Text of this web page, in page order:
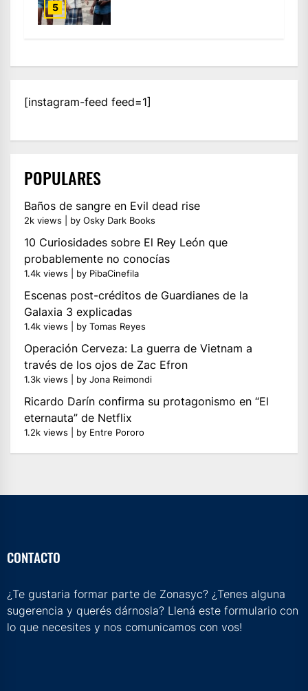
5
[instagram-feed feed=1]
POPULARES
Baños de sangre en Evil dead rise
2k views by Osky Dark Books
10 Curiosidades sobre El Rey León que
probablemente no conocías
1.4k views by PibaCinefila
Escenas post-créditos de Guardianes de la
Galaxia 3 explicadas
1.4k views by Tomas Reyes
Operación Cerveza: La guerra de Vietnam a
través de los ojos de Zac Efron
1.3k views by Jona Reimondi
Ricardo Darín confirma su protagonismo en “El
eternauta” de Netflix
1.2k views by Entre Pororo
CONTACTO
¿Te gustaria formar parte de Zonasyc? ¿Tenes alguna
sugerencia y querés dárnosla? Llená este formulario con
lo que necesites y nos comunicamos con vos!